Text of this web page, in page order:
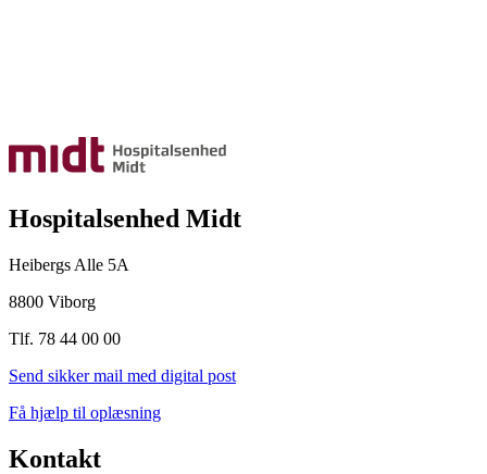
Hospitalsenhed Midt
Heibergs Alle 5A
8800 Viborg
Tlf. 78 44 00 00
Send sikker mail med digital post
Få hjælp til oplæsning
Kontakt